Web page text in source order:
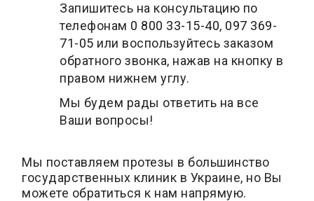
Запишитесь на консультацию по
телефонам 0 800 33-15-40, 097 369-
71-05 или воспользуйтесь заказом
обратного звонка, нажав на кнопку в
правом нижнем углу.
Мы будем рады ответить на все
Ваши вопросы!
Мы поставляем протезы в большинство
государственных клиник в Украине, но Вы
можете обратиться к нам напрямую.